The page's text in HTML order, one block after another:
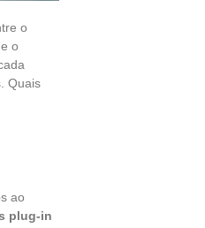
o
o
Quais
ao
plug-in